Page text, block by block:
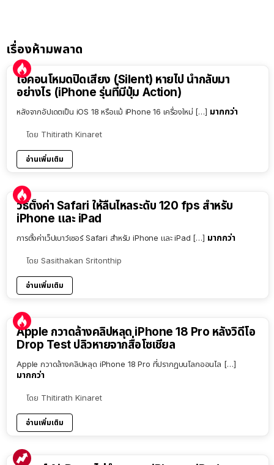
เรื่องห้ามพลาด
ไอคอนโหมดปิดเสียง (Silent) หายไป นำกลับมา
อย่างไร (iPhone รุ่นที่มีปุ่ม Action)
หลังจากอัปเดตเป็น iOS 18 หรือแม้ iPhone 16 เครื่องใหม่ […] มากกว่า
โดย Thitirath Kinaret
อ่านเพิ่มเติม
วิธีตั้งค่า Safari ให้ลื่นไหลระดับ 120 fps สำหรับ
iPhone และ iPad
การตั้งค่าเว็ปเบาว์เซอร์ Safari สำหรับ iPhone และ iPad […] มากกว่า
โดย Sasithakan Sritonthip
อ่านเพิ่มเติม
Apple กวาดล้างคลิปหลุด iPhone 18 Pro หลังวิดีโอ
Drop Test ปลิวหายจากสื่อโซเชียล
Apple กวาดล้างคลิปหลุด iPhone 18 Pro ที่ปรากฏบนโลกออนไล […]
มากกว่า
โดย Thitirath Kinaret
อ่านเพิ่มเติม